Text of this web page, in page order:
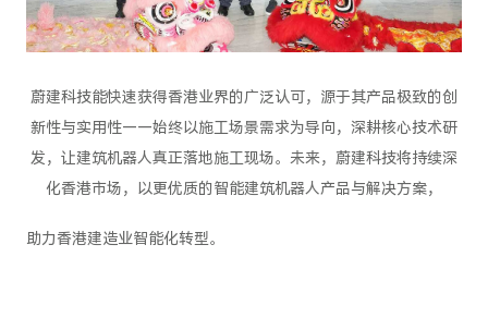
蔚建科技能快速获得香港业界的广泛认可，源于其产品极致的创
新性与实用性——始终以施工场景需求为导向，深耕核心技术研
发，让建筑机器人真正落地施工现场。未来，蔚建科技将持续深
化香港市场，以更优质的智能建筑机器人产品与解决方案，
助力香港建造业智能化转型。